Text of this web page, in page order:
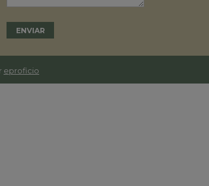
eproficio